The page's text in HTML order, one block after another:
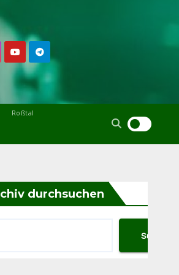
Roßtal
durchsuchen
Suchen